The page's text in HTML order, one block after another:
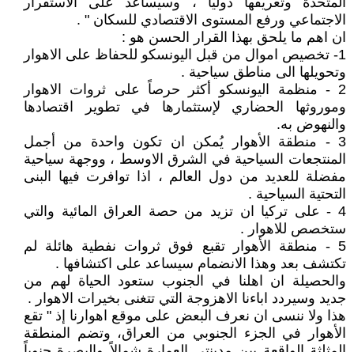
الاجتماعي ورفع المستوى الاقتصادي للسكان " .
ان اهم ما يلحق بهذا القرار الحسن هو :
1- تخصيص اموال من قبل اليونسكو للحفاظ على الاهوار
وتحويلها الى مناطق سياحية .
2 - منظمة اليونسكو أكثر حرصاً على ثروات الاهوار
وموروثها الحضاري لإستثمارها في تطوير اقتصادها
والنهوض به.
3 - منطقة الأهوار يُمكن ان تكون واحدة من أجمل
المنتجعات السياحية في الشرق الاوسط ، ووجهة سياحية
مفضلة للعديد من دول العالم ، اذا توافرت فيها البنى
التحتية السياحية .
4 - على تركيا ان تزيد من حصة العراق المائية والتي
ستخصص للاهوار .
5 - منطقة الأهوار تقبع فوق ثروات نفطية هائلة لم
تكتشف بعد وهذا الانضمام سيساعد على اكتشافها .
والحصيلة ان اهلنا في الجنوب ستعود الحياة لهم من
جديد وسيردد اباءنا الاهزوجة التي تتغنى بخيرات الاهوار .
هذا ولا ننسى ان نعرف البعض على موقع اهوارنا إذ " تقع
الأهوار في الجزء الجنوبي من العراق، وتضم المنطقة